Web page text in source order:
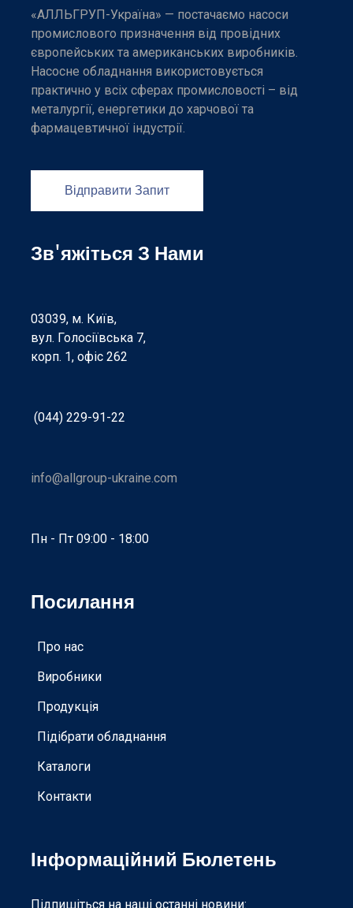
«АЛЛЬГРУП-Україна» — постачаємо насоси
промислового призначення від провідних
європейських та американських виробників.
Насосне обладнання використовується
практично у всіх сферах промисловості – від
металургії, енергетики до харчової та
фармацевтичної індустрії.
Відправити Запит
Зв'яжіться З Нами
03039, м. Київ,
вул. Голосіївська 7,
корп. 1, офіс 262
(044) 229-91-22
info@allgroup-ukraine.com
Пн - Пт 09:00 - 18:00
Посилання
Про нас
Виробники
Продукція
Підібрати обладнання
Каталоги
Контакти
Інформаційний Бюлетень
Підпишіться на наші останні новини: